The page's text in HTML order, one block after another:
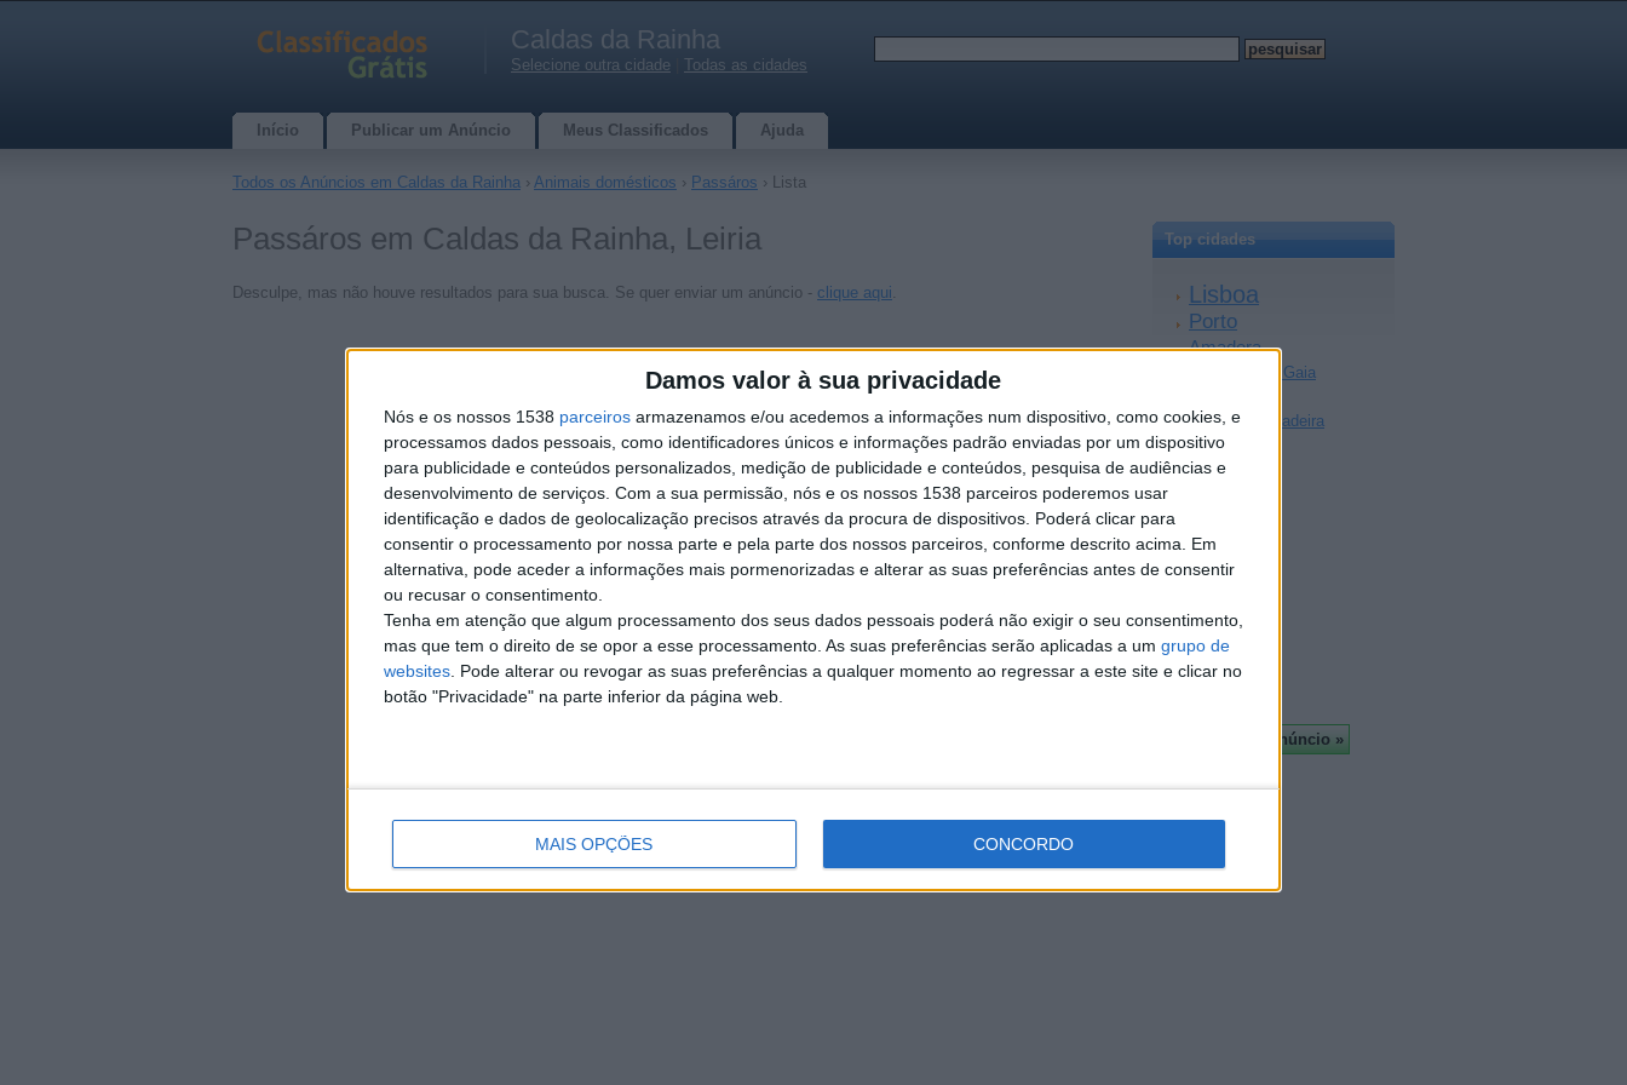
Damos valor à sua privacidade
Nós e os nossos 1538 parceiros armazenamos e/ou acedemos a informações num dispositivo, como cookies, e
processamos dados pessoais, como identificadores únicos e informações padrão enviadas por um dispositivo
para publicidade e conteúdos personalizados, medição de publicidade e conteúdos, pesquisa de audiências e
desenvolvimento de serviços. Com a sua permissão, nós e os nossos 1538 parceiros poderemos usar
identificação e dados de geolocalização precisos através da procura de dispositivos. Poderá clicar para
consentir o processamento por nossa parte e pela parte dos nossos parceiros, conforme descrito acima. Em
alternativa, pode aceder a informações mais pormenorizadas e alterar as suas preferências antes de consentir
ou recusar o consentimento.
Tenha em atenção que algum processamento dos seus dados pessoais poderá não exigir o seu consentimento,
mas que tem o direito de se opor a esse processamento. As suas preferências serão aplicadas a um grupo de
websites . Pode alterar ou revogar as suas preferências a qualquer momento ao regressar a este site e clicar no
botão "Privacidade" na parte inferior da página web.
MAIS OPÇÕES CONCORDO
Caldas da Rainha
Selecione outra cidade Todas as cidades
Início Publicar um Anúncio Meus Classificados Ajuda
Todos os Anúncios em Caldas da Rainha › Animais domésticos › Passáros › Lista
Passáros em Caldas da Rainha, Leiria
Desculpe, mas não houve resultados para sua busca. Se quer enviar um anúncio - clique aqui
Top cidades
Lisboa
Porto
Amadora
Vila Nova de Gaia
Achada da Madeira
Coimbra
Sintra
Faro
Almada
Leiria
Viseu
Mais